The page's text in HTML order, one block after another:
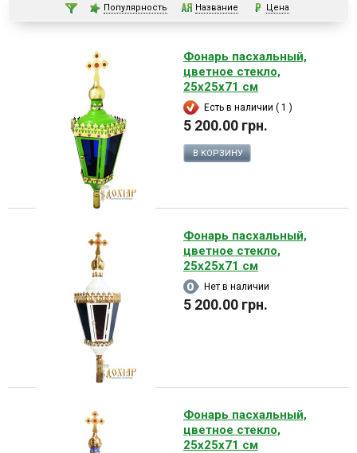
Популярность Название Цена
Фонарь пасхальный,
цветное стекло,
25х25х71 см
Есть в наличии ( 1 )
5 200.00 грн.
В КОРЗИНУ
Фонарь пасхальный,
цветное стекло,
25х25х71 см
Нет в наличии
5 200.00 грн.
Фонарь пасхальный,
цветное стекло,
25х25х71 см